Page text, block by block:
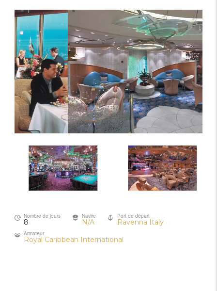
Nombre de jours
8
Navire
N/A
Port de départ
Ravenna Italy
Armateur
Royal Caribbean International